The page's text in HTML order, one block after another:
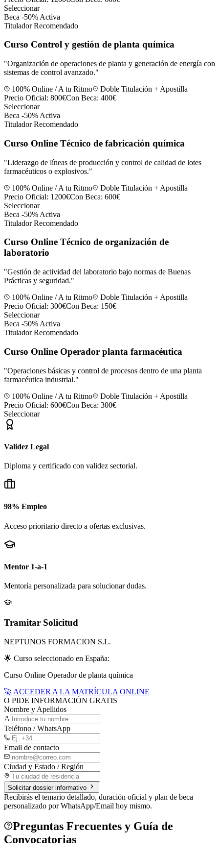
Seleccionar
Beca -50% Activa
Titulador Recomendado
Curso Control y gestión de planta química
"Organización de operaciones de planta y generación de energía con
sistemas de control avanzado."
100% Online / A tu Ritmo
Doble Titulación + Apostilla
Precio Oficial: 800€Con Beca: 400€
Seleccionar
Beca -50% Activa
Titulador Recomendado
Curso Online Técnico de fabricación química
"Liderazgo de líneas de producción y control de calidad de lotes
farmacéuticos o explosivos."
100% Online / A tu Ritmo
Doble Titulación + Apostilla
Precio Oficial: 1200€Con Beca: 600€
Seleccionar
Beca -50% Activa
Titulador Recomendado
Curso Online Técnico de organización de
laboratorio
"Gestión de actividad del laboratorio bajo normas de Buenas
Prácticas y seguridad."
100% Online / A tu Ritmo
Doble Titulación + Apostilla
Precio Oficial: 300€Con Beca: 150€
Seleccionar
Beca -50% Activa
Titulador Recomendado
Curso Online Operador planta farmacéutica
"Operaciones básicas y control de procesos dentro de una planta
farmacéutica industrial."
100% Online / A tu Ritmo
Doble Titulación + Apostilla
Precio Oficial: 600€Con Beca: 300€
Seleccionar
Validez Legal
Diploma y certificado con validez sectorial.
98% Empleo
Acceso prioritario directo a ofertas exclusivas.
Mentor 1-a-1
Mentoría personalizada para solucionar dudas.
Tramitar Solicitud
NEPTUNOS FORMACION S.L.
🌟 Curso seleccionado en España:
Curso Online Operador de planta química
🚀 ACCEDER A LA MATRÍCULA ONLINE
O PIDE INFORMACIÓN GRATIS
Nombre y Apellidos
Teléfono / WhatsApp
Email de contacto
Ciudad y Estado / Región
Solicitar dossier informativo
Recibirás el temario detallado, duración oficial y plan de beca
personalizado por WhatsApp/Email hoy mismo.
Preguntas Frecuentes y Guía de
Convocatorias